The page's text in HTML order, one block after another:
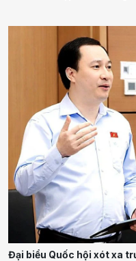
Đại biểu Quốc hội xót xa